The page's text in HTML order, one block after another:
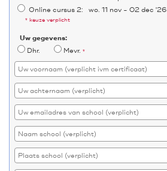
Online cursus 2: wo. 11 nov - 02 dec '26
* keuze verplicht
Uw gegevens:
Dhr. Mevr. *